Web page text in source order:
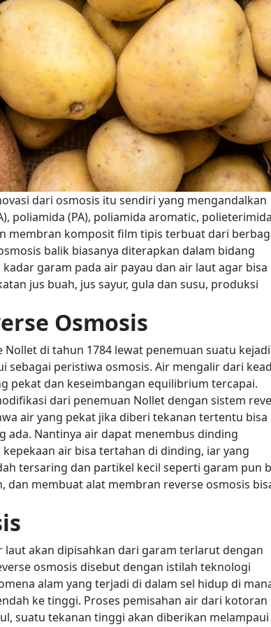
dari osmosis itu sendiri yang mengandalkan
poliamida (PA), poliamida aromatic,
membran komposit film tipis terbuat dari
balik biasanya diterapkan dalam bidang
garam pada air payau dan air laut agar bisa
jus buah, jus sayur, gula dan susu, produksi
Osmosis
Nollet di tahun 1784 lewat penemuan suatu
peristiwa osmosis. Air mengalir dari
pekat dan keseimbangan equilibrium tercapai.
dari penemuan Nollet dengan sistem
air yang pekat jika diberi tekanan tertentu bisa
ada. Nantinya air dapat menembus dinding
air bisa tertahan di dinding, iar yang
tersaring dan partikel kecil seperti garam pun
membuat alat membran reverse osmosis
laut akan dipisahkan dari garam terlarut dengan
osmosis disebut dengan istilah teknologi
alam yang terjadi di dalam sel hidup di
ke tinggi. Proses pemisahan air dari kotoran
suatu tekanan tinggi akan diberikan melampaui